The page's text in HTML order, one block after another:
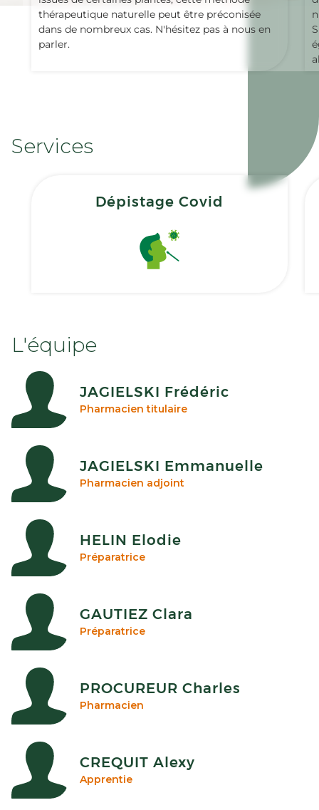
thérapeutique naturelle peut être préconisée
dans de nombreux cas. N'hésitez pas à nous en
parler.
Services
Dépistage Covid
L'équipe
JAGIELSKI Frédéric
Pharmacien titulaire
JAGIELSKI Emmanuelle
Pharmacien adjoint
HELIN Elodie
Préparatrice
GAUTIEZ Clara
Préparatrice
PROCUREUR Charles
Pharmacien
CREQUIT Alexy
Apprentie